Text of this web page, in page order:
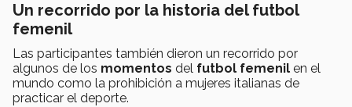
Un recorrido por la historia del futbol
femenil
Las participantes también dieron un recorrido por
algunos de los momentos del futbol femenil en el
mundo como la prohibición a mujeres italianas de
practicar el deporte.